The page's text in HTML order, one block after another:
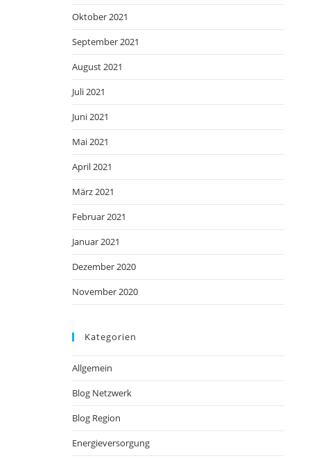
Oktober 2021
September 2021
August 2021
Juli 2021
Juni 2021
Mai 2021
April 2021
März 2021
Februar 2021
Januar 2021
Dezember 2020
November 2020
Kategorien
Allgemein
Blog Netzwerk
Blog Region
Energieversorgung